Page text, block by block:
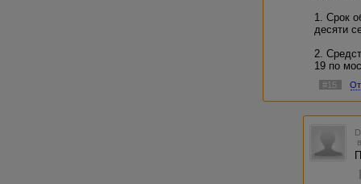
1. Срок
десяти
2.
19 по
#15